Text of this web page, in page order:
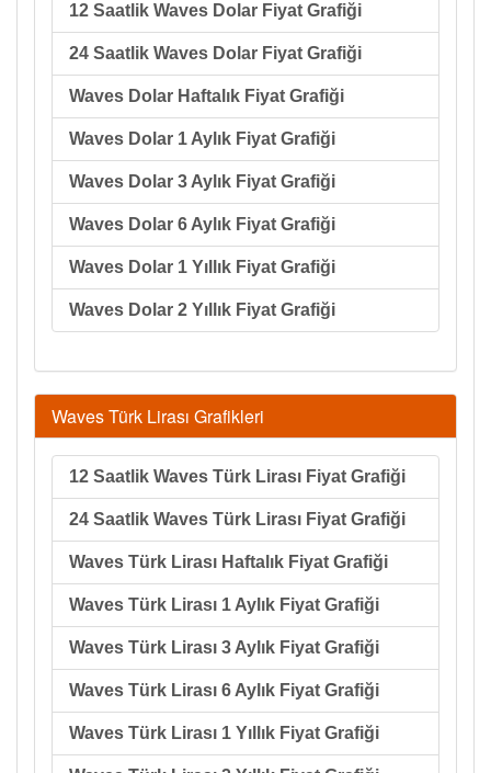
12 Saatlik Waves Dolar Fiyat Grafiği
24 Saatlik Waves Dolar Fiyat Grafiği
Waves Dolar Haftalık Fiyat Grafiği
Waves Dolar 1 Aylık Fiyat Grafiği
Waves Dolar 3 Aylık Fiyat Grafiği
Waves Dolar 6 Aylık Fiyat Grafiği
Waves Dolar 1 Yıllık Fiyat Grafiği
Waves Dolar 2 Yıllık Fiyat Grafiği
Waves Türk Lirası Grafikleri
12 Saatlik Waves Türk Lirası Fiyat Grafiği
24 Saatlik Waves Türk Lirası Fiyat Grafiği
Waves Türk Lirası Haftalık Fiyat Grafiği
Waves Türk Lirası 1 Aylık Fiyat Grafiği
Waves Türk Lirası 3 Aylık Fiyat Grafiği
Waves Türk Lirası 6 Aylık Fiyat Grafiği
Waves Türk Lirası 1 Yıllık Fiyat Grafiği